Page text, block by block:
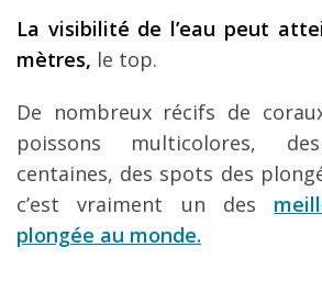
La visibilité de l’eau peut
mètres, le top.
De nombreux récifs de
poissons multicolores,
centaines, des spots des
c’est vraiment un des
plongée au monde.